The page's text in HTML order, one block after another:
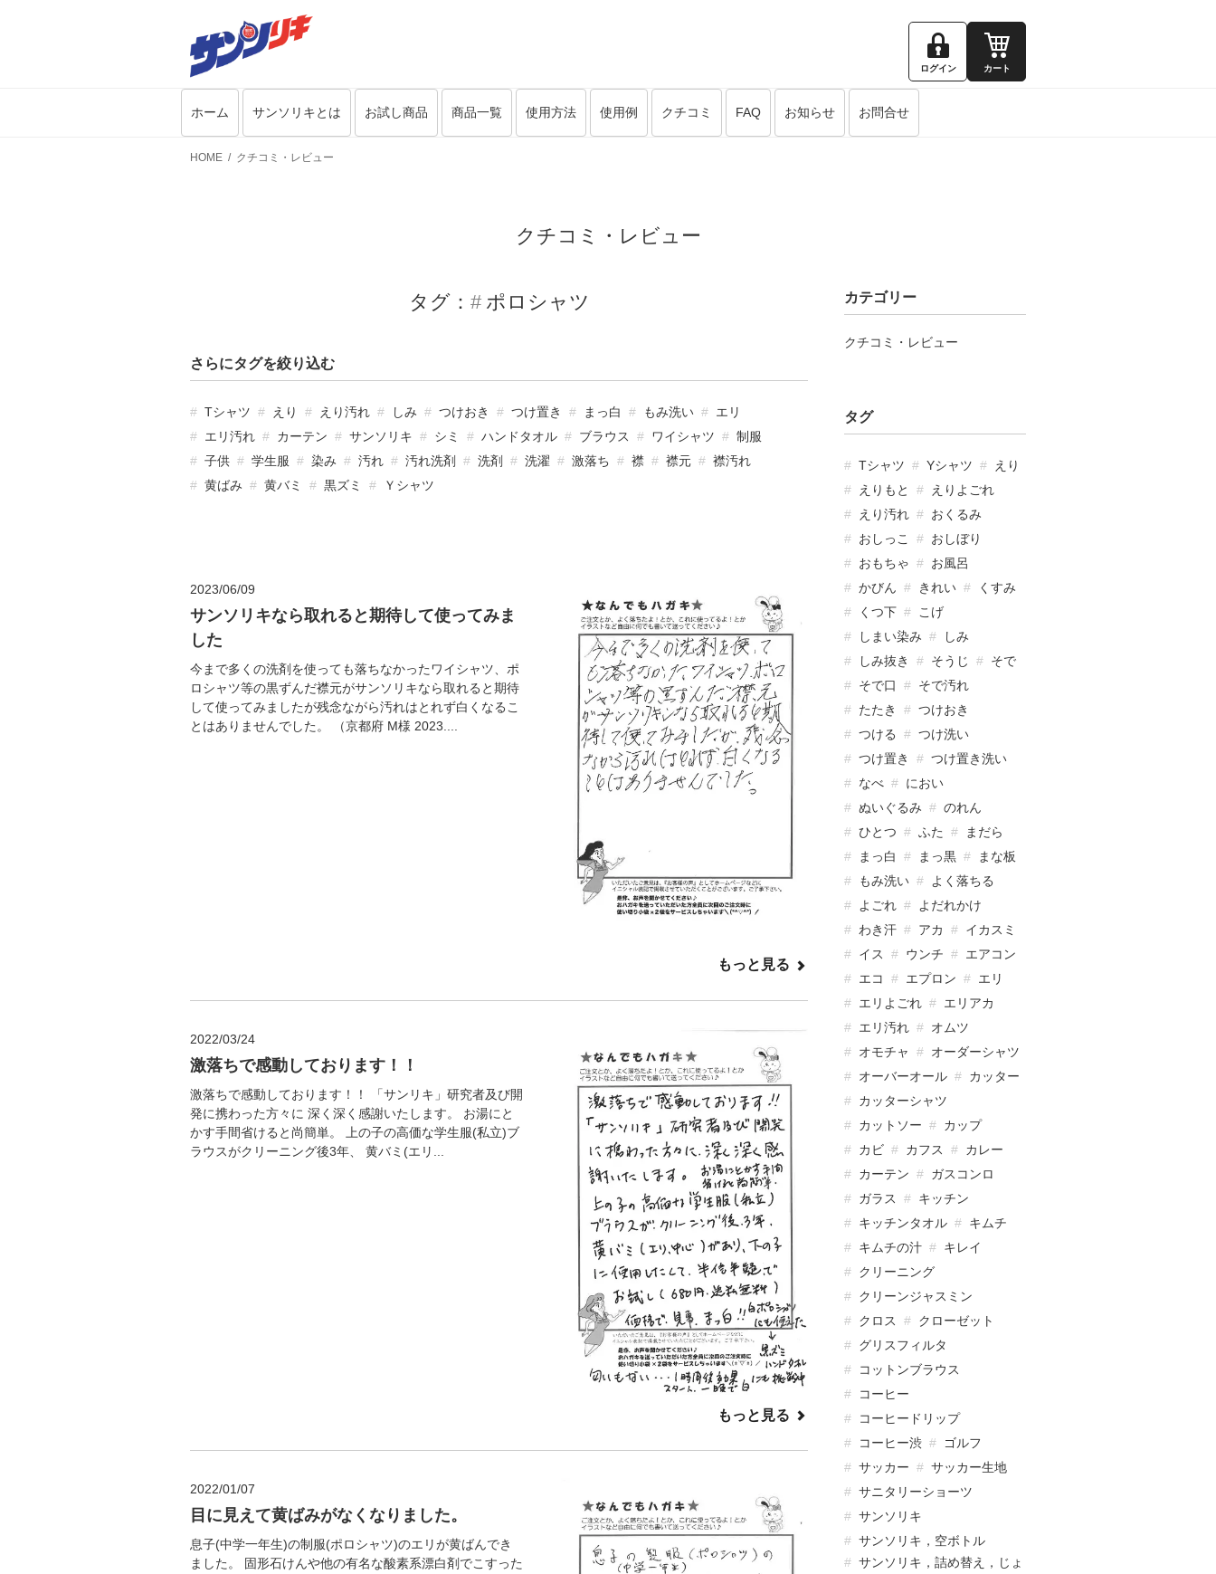
ログイン カート
ホーム サンソリキとは お試し商品 商品一覧 使用方法 使用例 クチコミ FAQ お知らせ お問合せ
HOME クチコミ・レビュー
クチコミ・レビュー
タグ： ポロシャツ
さらにタグを絞り込む
Tシャツ えり えり汚れ しみ つけおき つけ置き まっ白 もみ洗い
エリ
エリ汚れ
カーテン サンソリキ シミ ハンドタオル ブラウス ワイシャツ
制服
子供
学生服 染み 汚れ 汚れ洗剤 洗剤 洗濯 激落ち 襟 襟元
襟汚れ
黄ばみ
黄バミ 黒ズミ Ｙシャツ
2023/06/09
サンソリキなら取れると期待して使ってみま
した
今まで多くの洗剤を使っても落ちなかったワイシャツ、ポ
ロシャツ等の黒ずんだ襟元がサンソリキなら取れると期待
して使ってみましたが残念ながら汚れはとれず白くなるこ
とはありませんでした。 （京都府 M様 2023....
もっと見る
2022/03/24
激落ちで感動しております！！
激落ちで感動しております！！ 「サンリキ」研究者及び開
発に携わった方々に 深く深く感謝いたします。 お湯にと
かす手間省けると尚簡単。 上の子の高価な学生服(私立)ブ
ラウスがクリーニング後3年、 黄バミ(エリ...
もっと見る
2022/01/07
目に見えて黄ばみがなくなりました。
息子(中学一年生)の制服(ポロシャツ)のエリが黄ばんでき
ました。 固形石けんや他の有名な酸素系漂白剤でこすった
カテゴリー
クチコミ・レビュー
タグ
Tシャツ Yシャツ
えり
えりもと
えりよごれ
えり汚れ
おくるみ
おしっこ
おしぼり
おもちゃ
お風呂
かびん
きれい
くすみ
くつ下
こげ
しまい染み
しみ
しみ抜き
そうじ
そで
そで口
そで汚れ
たたき
つけおき
つける
つけ洗い
つけ置き
つけ置き洗い
なべ
におい
ぬいぐるみ
のれん
ひとつ
ふた
まだら
まっ白
まっ黒
まな板
もみ洗い
よく落ちる
よごれ
よだれかけ
わき汗
アカ
イカスミ
イス
ウンチ
エアコン
エコ
エプロン
エリ
エリよごれ
エリアカ
エリ汚れ
オムツ
オモチャ
オーダーシャツ
オーバーオール
カッター
カッターシャツ
カットソー
カップ
カビ
カフス
カレー
カーテン
ガスコンロ
ガラス
キッチン
キッチンタオル
キムチ
キムチの汁
キレイ
クリーニング
クリーンジャスミン
クロス
クローゼット
グリスフィルタ
コットンブラウス
コーヒー
コーヒードリップ
コーヒー渋
ゴルフ
サッカー
サッカー生地
サニタリーショーツ
サンソリキ
サンソリキ，空ボトル
サンソリキ，詰め替え，じょ